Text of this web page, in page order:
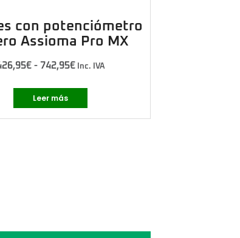
con potenciómetro
Assioma Pro MX
€ - 742,95€ Inc. IVA
Leer más